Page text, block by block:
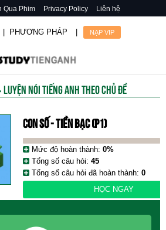
Qua Phim Privacy Policy Liên hệ
| PHƯƠNG PHÁP NẠP VIP
LUYỆN NÓI TIẾNG ANH THEO CHỦ ĐỀ
CON SỐ - TIỀN BẠC (P1)
Mức độ hoàn thành:0%
Tổng số câu hỏi:45
Tổng số câu hỏi đã hoàn thành:0
HỌC NGAY